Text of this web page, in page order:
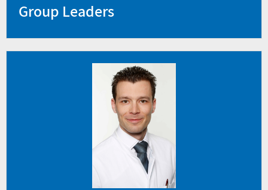
Group Leaders